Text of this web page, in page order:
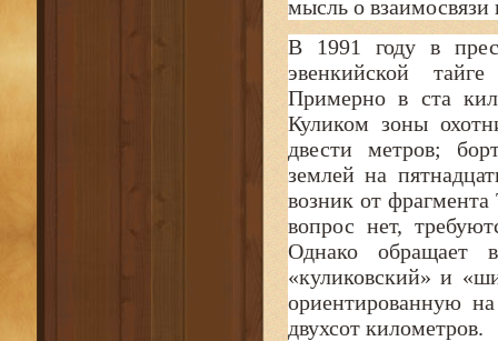
мысль о взаимосвязи
В 1991 году в
эвенкийской
Примерно в ста
Куликом зоны
двести метров;
землей на
возник от фрагмента
вопрос нет,
Однако обращает
«куликовский» и
ориентированную
двухсот километров.